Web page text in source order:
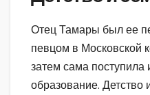
Отец Тамары был ее
певцом в Московской
затем сама
образование.